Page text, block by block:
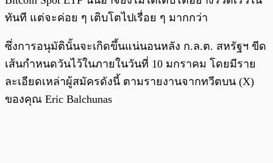
ทันที แต่จะค่อย ๆ เติบโตไปเรื่อย ๆ มากกว่า
ซึ่งการอนุมัตินั้นจะเกิดขึ้นแน่นอนหลัง ก.ล.ต. สหรัฐฯ ขีด
เส้นกำหนดวันไว้ในภายในวันที่ 10 มกราคม โดยมีราย
ละเอียดเหล่าผู้สมัครดังนี้ ตามรายงานจากทวีตบน (X)
ของคุณ Eric Balchunas